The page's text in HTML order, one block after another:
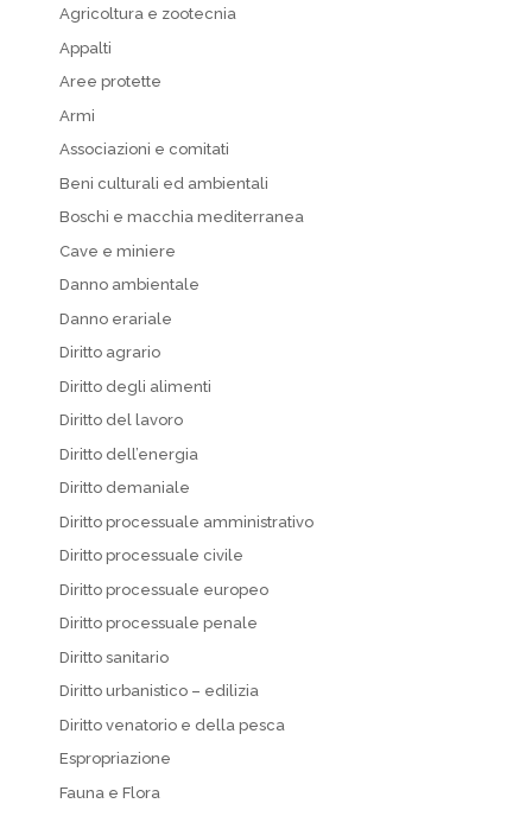
Agricoltura e zootecnia
Appalti
Aree protette
Armi
Associazioni e comitati
Beni culturali ed ambientali
Boschi e macchia mediterranea
Cave e miniere
Danno ambientale
Danno erariale
Diritto agrario
Diritto degli alimenti
Diritto del lavoro
Diritto dell’energia
Diritto demaniale
Diritto processuale amministrativo
Diritto processuale civile
Diritto processuale europeo
Diritto processuale penale
Diritto sanitario
Diritto urbanistico – edilizia
Diritto venatorio e della pesca
Espropriazione
Fauna e Flora